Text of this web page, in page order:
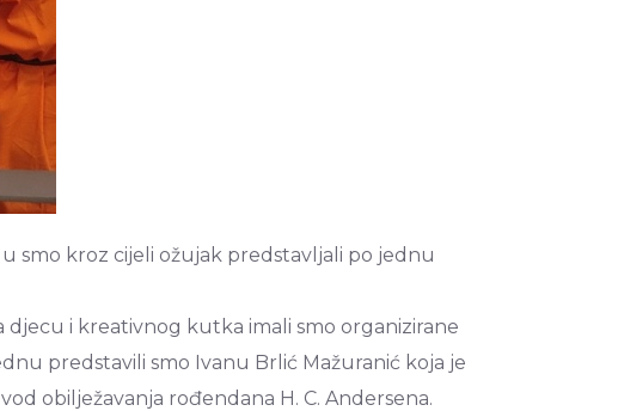
smo kroz cijeli ožujak predstavljali po jednu
djecu i kreativnog kutka imali smo organizirane
predstavili smo Ivanu Brlić Mažuranić koja je
obilježavanja rođendana H. C. Andersena.